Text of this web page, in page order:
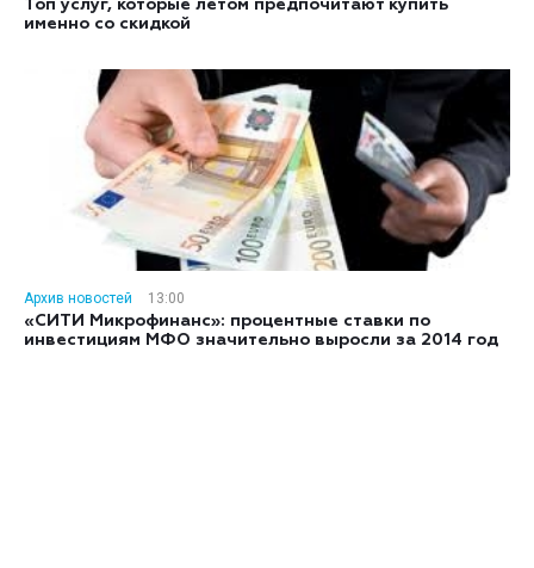
Топ услуг, которые летом предпочитают купить
именно со скидкой
Архив новостей
13:00
«СИТИ Микрофинанс»: процентные ставки по
инвестициям МФО значительно выросли за 2014 год